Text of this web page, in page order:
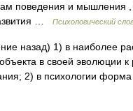
поведения и мышления
…
Психологический
назад) 1) в наиболее
в своей эволюции
2) в психологии